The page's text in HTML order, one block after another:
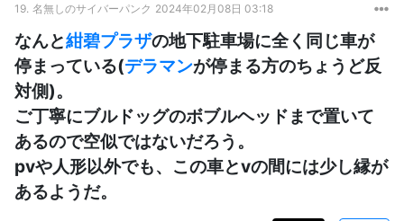
19. 名無しのサイバーパンク 2024年02月08日 03:18
なんと紺碧プラザの地下駐車場に全く同じ車が
停まっている(デラマンが停まる方のちょうど反
対側)。
ご丁寧にブルドッグのボブルヘッドまで置いて
あるので空似ではないだろう。
pvや人形以外でも、この車とvの間には少し縁が
あるようだ。